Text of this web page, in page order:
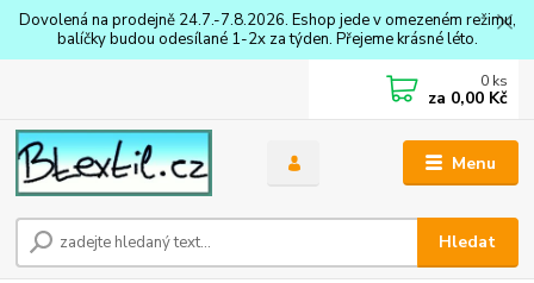
Dovolená na prodejně 24.7.-7.8.2026. Eshop jede v omezeném režimu,
balíčky budou odesílané 1-2x za týden. Přejeme krásné léto.
Menu
Hledat
0 ks
za 0,00 Kč